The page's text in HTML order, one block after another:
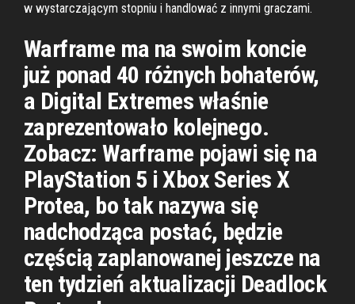
w wystarczającym stopniu i handlować z innymi graczami.
Warframe ma na swoim koncie
już ponad 40 różnych bohaterów,
a Digital Extremes właśnie
zaprezentowało kolejnego.
Zobacz: Warframe pojawi się na
PlayStation 5 i Xbox Series X
Protea, bo tak nazywa się
nadchodząca postać, będzie
częścią zaplanowanej jeszcze na
ten tydzień aktualizacji Deadlock